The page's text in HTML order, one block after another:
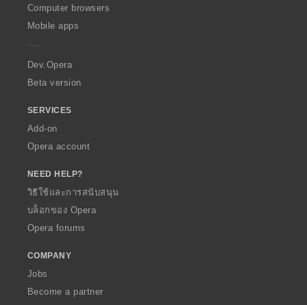
O
p
a
Computer browsers
Mobile apps
Dev.Opera
Beta version
SERVICES
Add-on
Opera account
NEED HELP?
วิธีใช้และการสนับสนุน
บล็อกของ Opera
Opera forums
COMPANY
Jobs
Become a partner